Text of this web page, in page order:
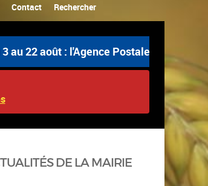
Contact Rechercher
août : l'Agence Postale Communale
DE LA MAIRIE